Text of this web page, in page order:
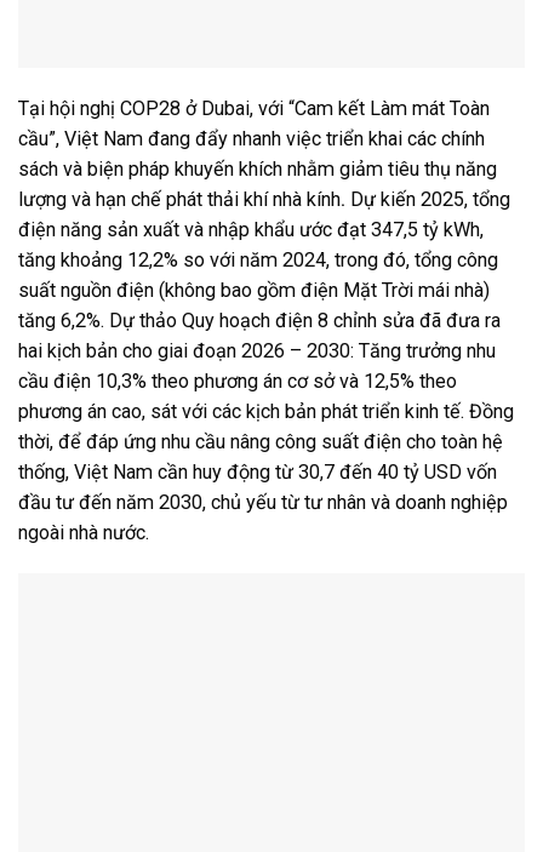
Tại hội nghị COP28 ở Dubai, với “Cam kết Làm mát Toàn
cầu”, Việt Nam đang đẩy nhanh việc triển khai các chính
sách và biện pháp khuyến khích nhằm giảm tiêu thụ năng
lượng và hạn chế phát thải khí nhà kính. Dự kiến 2025, tổng
điện năng sản xuất và nhập khẩu ước đạt 347,5 tỷ kWh,
tăng khoảng 12,2% so với năm 2024, trong đó, tổng công
suất nguồn điện (không bao gồm điện Mặt Trời mái nhà)
tăng 6,2%. Dự thảo Quy hoạch điện 8 chỉnh sửa đã đưa ra
hai kịch bản cho giai đoạn 2026 – 2030: Tăng trưởng nhu
cầu điện 10,3% theo phương án cơ sở và 12,5% theo
phương án cao, sát với các kịch bản phát triển kinh tế. Đồng
thời, để đáp ứng nhu cầu nâng công suất điện cho toàn hệ
thống, Việt Nam cần huy động từ 30,7 đến 40 tỷ USD vốn
đầu tư đến năm 2030, chủ yếu từ tư nhân và doanh nghiệp
ngoài nhà nước.